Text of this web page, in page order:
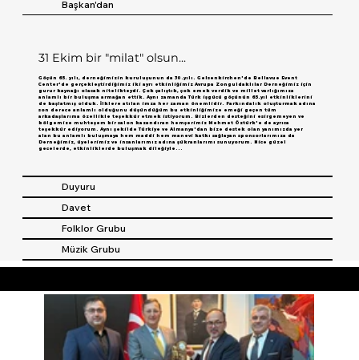
Başkan'dan
31 Ekim bir "milat" olsun...
Göçün 65. yılı, derneğimizin kuruluşunun da 30.yılı. Gelsenkirchen'de Bellavue Event
Center'de gerçekleştirdiğimiz iki ayrı etkinliğimiz Avrupa Zonguldaklılar Derneğimiz için
gurur kaynağı olacak nitelikteydi. Çok çalıştık, çok emek verdik ve millet varlığımıza
anlamlı bir buluşma armağan ettik. Aynı zamanda Türk işgücü göçünün 65.yıl etkinliklerini
de başlatmış olduk. İlklere atılan imza her zaman önemlidir. Farkındalık oluşturmak adına
son derece anlamlı olduğunu düşündüğüm bu etkinliğimize emeği geçen tüm
arkadaşlarıma özellikle teşekkür etmek istiyorum. Bizlerden desteğini esirgemeyen ve
bölgemize muhteşem bir salon kazandıran hemşerimiz Mehmet Öztürk'e de ayrıca
teşekkür ediyorum. Aynı şekilde Türkiye ve Almanya'dan bize destek olan yanımızda yer
alan bu anlamlı buluşmaya hem maddi hem manevi katkı sağlayan sponsorlarımıza da
Derneğimiz, üyelerimiz ve insanlarımız adına şükranlarımı sunuyorum. Nice güzel
gecelerde, etkinliklerde buluşmak dileğiyle...
Duyuru
Davet
Folklor Grubu
Müzik Grubu